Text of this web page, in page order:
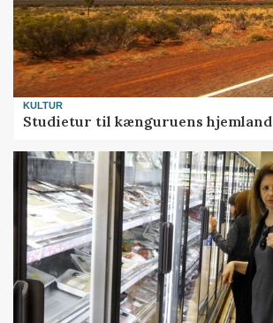
KULTUR
Studietur til kænguruens hjemland